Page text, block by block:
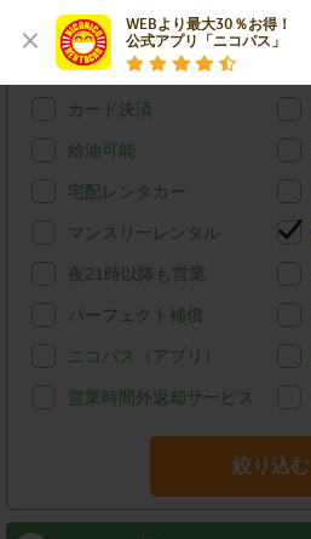
WEBより最大30％お得！
公式アプリ「ニコパス」
特徴で探す
ハイブリッド
カード決済
給油可能
宅配レンタカー
マンスリーレンタル
夜21時以降も営業
パーフェクト補償
ニコパス（アプリ）
営業時間外返却サービス
絞り込む